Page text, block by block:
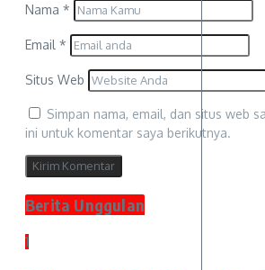
Nama *
Email *
Situs Web
Simpan nama, email, dan situs web
ini untuk komentar saya berikutnya.
Berita Unggulan
1